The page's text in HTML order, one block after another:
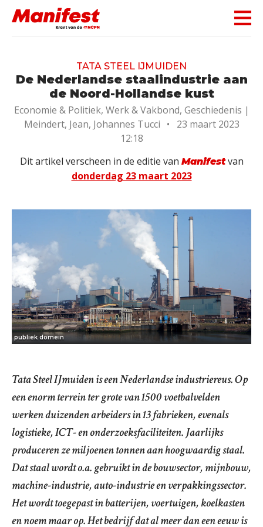
Skip navigation
TATA STEEL IJMUIDEN
De Nederlandse staalindustrie aan
de Noord-Hollandse kust
Economie & Politiek, Werk & Vakbond, Geschiedenis |
Meindert, Jean, Johannes Tucci •
23 maart 2023
12:18
Dit artikel verscheen in de editie van Manifestvan
donderdag 23 maart 2023
publiek domein
Tata Steel IJmuiden is een Nederlandse industriereus. Op
een enorm terrein ter grote van 1500 voetbalvelden
werken duizenden arbeiders in 13 fabrieken, evenals
logistieke, ICT- en onderzoeksfaciliteiten. Jaarlijks
produceren ze miljoenen tonnen aan hoogwaardig staal.
Dat staal wordt o.a. gebruikt in de bouwsector, mijnbouw,
machine-industrie, auto-industrie en verpakkingssector.
Het wordt toegepast in batterijen, voertuigen, koelkasten
en noem maar op. Het bedrijf dat al meer dan een eeuw is